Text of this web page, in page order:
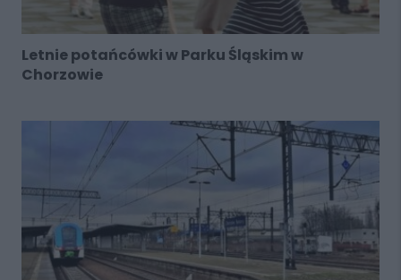
Letnie potańcówki w Parku Śląskim w
Chorzowie